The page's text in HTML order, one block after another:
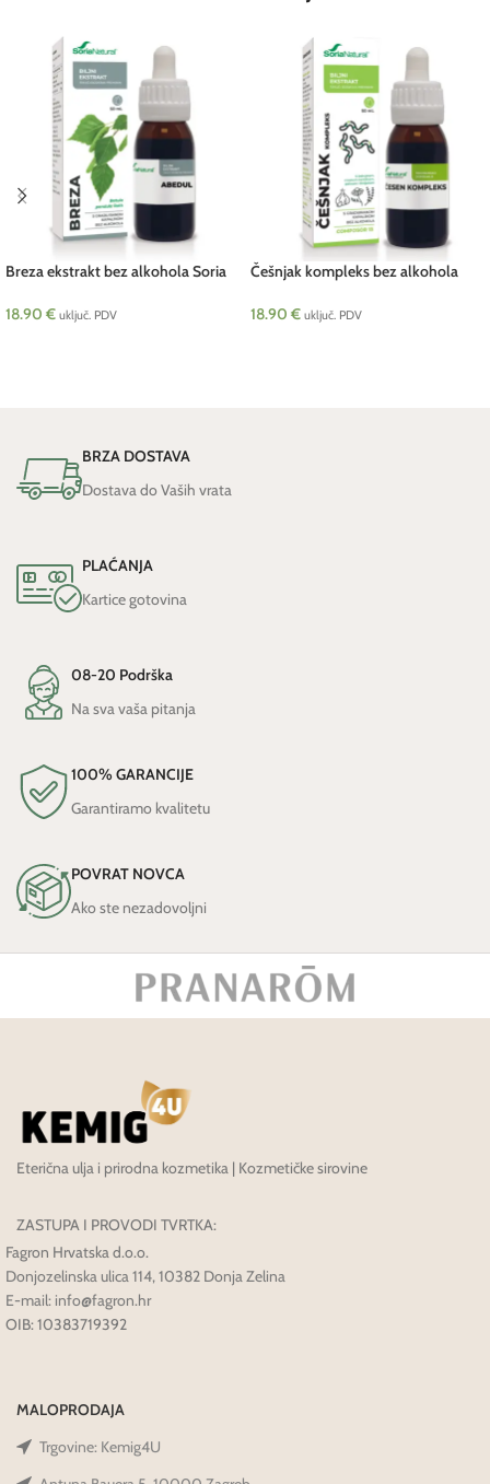
Breza ekstrakt bez alkohola Soria
18.90 € uključ. PDV
Češnjak kompleks bez alkohola
18.90 € uključ. PDV
BRZA DOSTAVA
Dostava do Vaših vrata
PLAĆANJA
Kartice gotovina
08-20 Podrška
Na sva vaša pitanja
100% GARANCIJE
Garantiramo kvalitetu
POVRAT NOVCA
Ako ste nezadovoljni
Eterična ulja i prirodna kozmetika | Kozmetičke sirovine
ZASTUPA I PROVODI TVRTKA:
Fagron Hrvatska d.o.o.
Donjozelinska ulica 114, 10382 Donja Zelina
E-mail: info@fagron.hr
OIB: 10383719392
MALOPRODAJA
Trgovine: Kemig4U